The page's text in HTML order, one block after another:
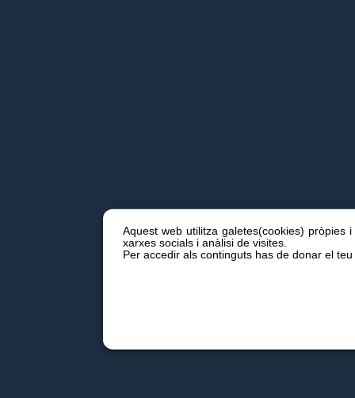
Aquest web utilitza galetes(cookies) pròpies
xarxes socials i anàlisi de visites.
Per accedir als continguts has de donar el